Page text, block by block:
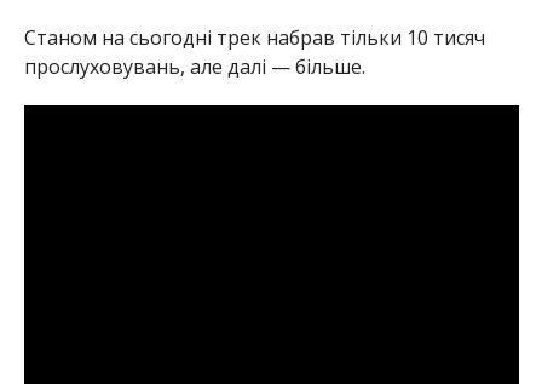
Станом на сьогодні трек набрав тільки 10 тисяч
прослуховувань, але далі — більше.